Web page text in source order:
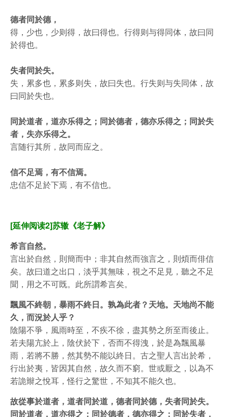
德者同於德，
得，少也，少则得，故曰得也。行得则与得同体，故曰同
於得也。
失者同於失。
失，累多也，累多则失，故曰失也。行失则与失同体，故
曰同於失也。
同於道者，道亦乐得之；同於德者，德亦乐得之；同於失
者，失亦乐得之。
言随行其所，故同而应之。
信不足焉，有不信焉。
忠信不足於下焉，有不信也。
[延伸阅读2]苏辙《老子解》
希言自然。
言出於自然，則簡而中；非其自然而強言之，則煩而俳信
矣。故曰道之出口，淡乎其無味，視之不足見，聽之不足
聞，用之不可既。此所謂希言矣。
飄風不終朝，暴雨不終日。孰為此者？天地。天地尚不能
久，而況於人乎？
陰陽不爭，風雨時至，不疾不徐，盡其勢之所至而後止。
若夫陽亢於上，陰伏於下，否而不得洩，於是為飄風暴
雨，若將不勝，然其勢不能以終日。古之聖人言出於希，
行出於夷，皆因其自然，故久而不窮。世或厭之，以為不
若詭辮之悅耳，怪行之驚世，不知其不能久也。
故從事於道者，道者同於道，德者同於德，失者同於失。
同於道者，道亦得之；同於德者，德亦得之；同於失者，